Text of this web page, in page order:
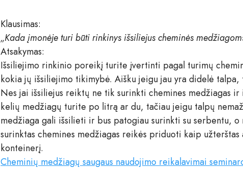
Klausimas:
„Kada įmonėje turi būti rinkinys išsiliejus cheminės
Atsakymas:
Išsiliejimo rinkinio poreikį turite įvertinti pagal turimų
kokia jų išsiliejimo tikimybė. Aišku jeigu jau yra didelė
Nes jai išsiliejus reiktų ne tik surinkti chemines medžiagas
kelių medžiagų turite po litrą ar du, tačiau jeigu talpų
medžiaga gali išsilieti ir bus patogiau surinkti su serbentu,
surinktas chemines medžiagas reikės priduoti kaip
konteinerį.
Cheminių medžiagų saugaus naudojimo reikalavimai